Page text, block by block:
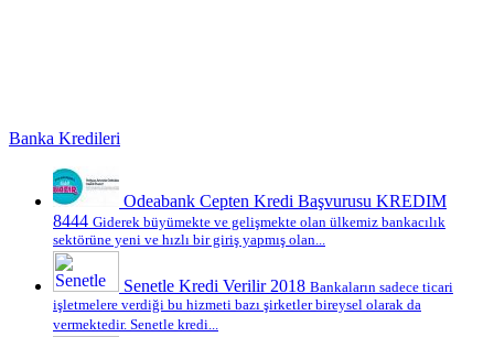
Banka Kredileri
Odeabank Cepten Kredi Başvurusu KREDIM
8444 Giderek büyümekte ve gelişmekte olan ülkemiz bankacılık
sektörüne yeni ve hızlı bir giriş yapmış olan...
Senetle Kredi Verilir 2018 Bankaların sadece ticari
işletmelere verdiği bu hizmeti bazı şirketler bireysel olarak da
vermektedir. Senetle kredi...